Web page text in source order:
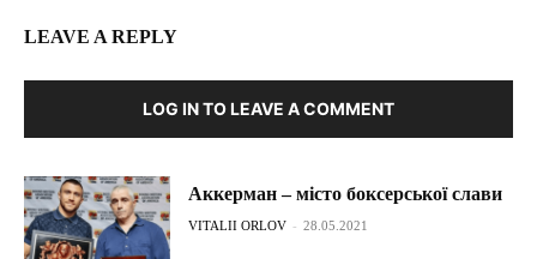
LEAVE A REPLY
LOG IN TO LEAVE A COMMENT
Аккерман – місто боксерської слави
VITALII ORLOV - 28.05.2021